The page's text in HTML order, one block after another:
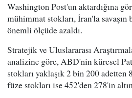
Washington Post'un aktardığına
mühimmat stokları, İran'la savaşın
önemli ölçüde azaldı.
Stratejik ve Uluslararası
analizine göre, ABD'nin küresel
stokları yaklaşık 2 bin 200
füze stokları ise 452'den 278'in